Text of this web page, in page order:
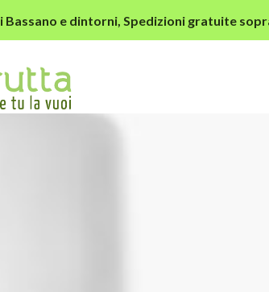
Bassano e dintorni, Spedizioni gratuite
2.jpg